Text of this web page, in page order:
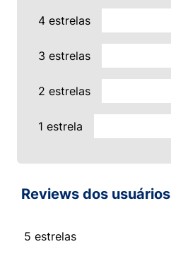
4 estrelas
3 estrelas
2 estrelas
1 estrela
Reviews dos usuários
5 estrelas